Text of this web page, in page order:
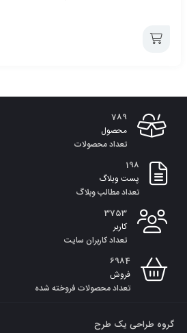
به
سبد
789
محصول
تعداد محصولات
198
پست وبلاگ
تعداد مطالب وبلاگ
3753
کاربر
تعداد کاربران سایت
6984
فروش
تعداد محصولات فروخته شده
گروه طراحی یک طرح